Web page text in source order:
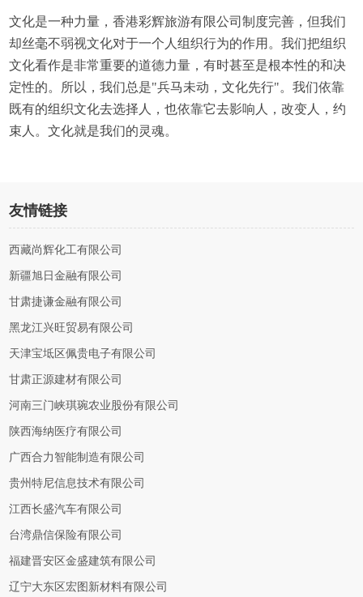
文化是一种力量，香港彩辉旅游有限公司制度完善，但我们
却丝毫不弱视文化对于一个人组织行为的作用。我们把组织
文化看作是非常重要的道德力量，有时甚至是根本性的和决
定性的。所以，我们总是"兵马未动，文化先行"。我们依靠
既有的组织文化去选择人，也依靠它去影响人，改变人，约
束人。文化就是我们的灵魂。
友情链接
西藏尚辉化工有限公司
新疆旭日金融有限公司
甘肃捷谦金融有限公司
黑龙江兴旺贸易有限公司
天津宝坻区佩贵电子有限公司
甘肃正源建材有限公司
河南三门峡琪琬农业股份有限公司
陕西海纳医疗有限公司
广西合力智能制造有限公司
贵州特尼信息技术有限公司
江西长盛汽车有限公司
台湾鼎信保险有限公司
福建晋安区金盛建筑有限公司
辽宁大东区宏图新材料有限公司